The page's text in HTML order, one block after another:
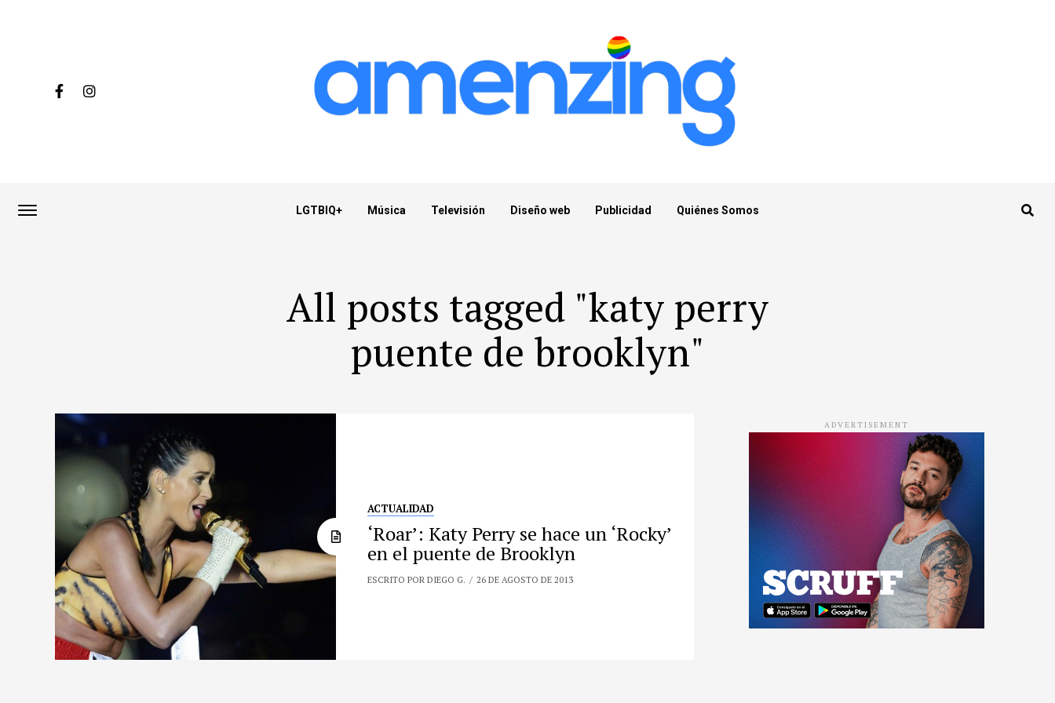
LGTBIQ+ Música Televisión Diseño web Publicidad Quiénes Somos
All posts tagged "katy perry
puente de brooklyn"
ACTUALIDAD
‘Roar’: Katy Perry se hace un ‘Rocky’
en el puente de Brooklyn
ESCRITO POR DIEGO G. 26 DE AGOSTO DE 2013
ADVERTISEMENT